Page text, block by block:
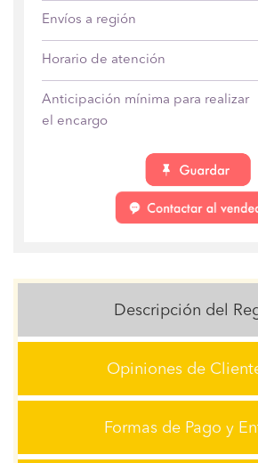
Envíos a región
Horario de atención
Anticipación mínima para realizar
el encargo
Descripción del
Opiniones de
Formas de Pago y